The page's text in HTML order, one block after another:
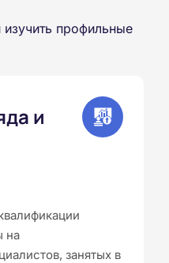
профильные
и
на
занятых в